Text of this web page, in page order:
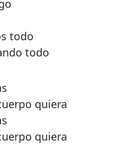
todo
todo
quiera
quiera